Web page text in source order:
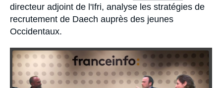
directeur adjoint de l'Ifri, analyse les stratégies de
recrutement de Daech auprès des jeunes
Occidentaux.
Image
principale
médiatique